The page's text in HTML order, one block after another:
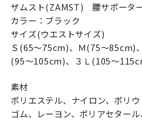
ザムスト(ZAMST) 腰サポータ
カラー：ブラック
サイズ(ウエストサイズ)
Ｓ(65〜75cm)、Ｍ(75〜85cm)
(95〜105cm)、３Ｌ(105〜
素材
ポリエステル、ナイロン、ポリ
ゴム、レーヨン、ポリアセター